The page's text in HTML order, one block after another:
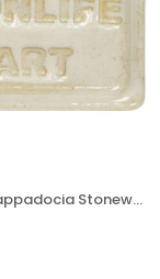
C-21057 Cappadocia Stoneware Artistik Sır